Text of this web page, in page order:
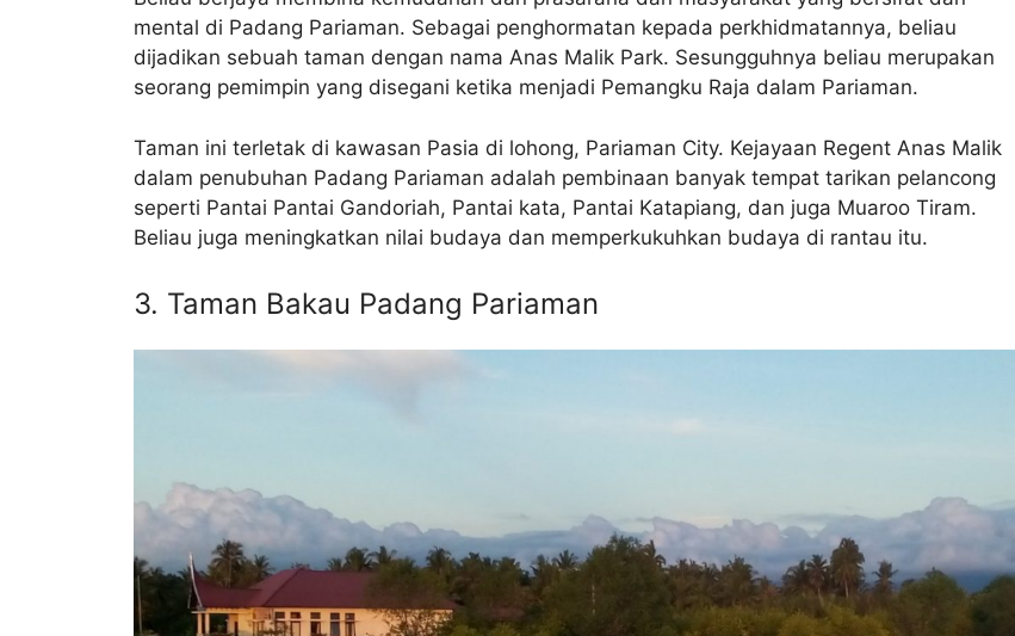
mental di Padang Pariaman. Sebagai penghormatan kepada perkhidmatannya, beliau
dijadikan sebuah taman dengan nama Anas Malik Park. Sesungguhnya beliau merupakan
seorang pemimpin yang disegani ketika menjadi Pemangku Raja dalam Pariaman.
Taman ini terletak di kawasan Pasia di lohong, Pariaman City. Kejayaan Regent Anas Malik
dalam penubuhan Padang Pariaman adalah pembinaan banyak tempat tarikan pelancong
seperti Pantai Pantai Gandoriah, Pantai kata, Pantai Katapiang, dan juga Muaroo Tiram.
Beliau juga meningkatkan nilai budaya dan memperkukuhkan budaya di rantau itu.
3. Taman Bakau Padang Pariaman